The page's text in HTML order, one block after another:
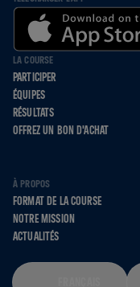
LA COURSE
PARTICIPER
ÉQUIPES
RÉSULTATS
OFFREZ UN BON D'ACHAT
À PROPOS
FORMAT DE LA COURSE
NOTRE MISSION
ACTUALITÉS